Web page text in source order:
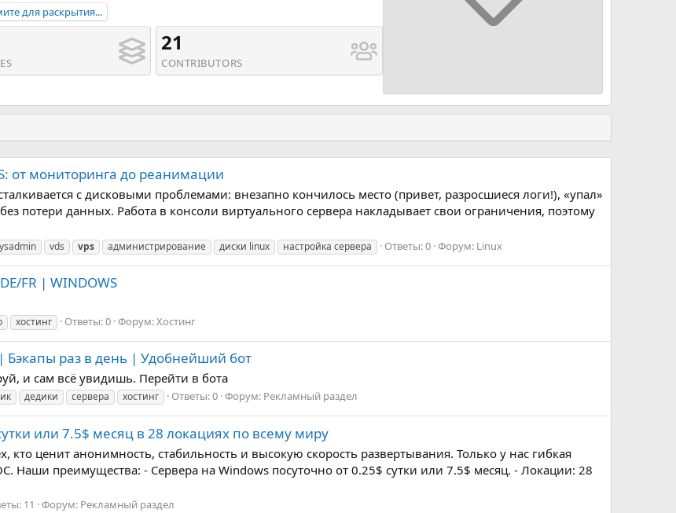
для раскрытия...
21
CONTRIBUTORS
от мониторинга до реанимации
с дисковыми проблемами: внезапно кончилось место (привет, разросшиеся логи!), «упал»
потери данных. Работа в консоли виртуального сервера накладывает свои ограничения, поэтому
vds vps администрирование диски linux настройка сервера Ответы: 0 Форум: Linux
FR | WINDOWS
хостинг Ответы: 0 Форум:Хостинг
| Бэкапы раз в день | Удобнейший бот
и сам всё увидишь. Перейти в бота
дедики сервера хостинг Ответы: 0 Форум: Рекламный раздел
или 7.5$ месяц в 28 локациях по всему миру
кто ценит анонимность, стабильность и высокую скорость развертывания. Только у нас гибкая
Наши преимущества: - Сервера на Windows посуточно от 0.25$ сутки или 7.5$ месяц. - Локации: 28
11 Форум: Рекламный раздел